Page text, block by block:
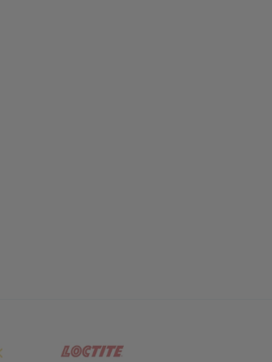
(öffnet in neuem Tab)(öffnet in neuem Tab)